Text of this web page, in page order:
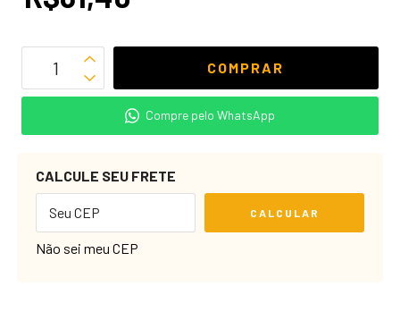
Compre pelo WhatsApp
CALCULE SEU FRETE
CALCULAR
Não sei meu CEP